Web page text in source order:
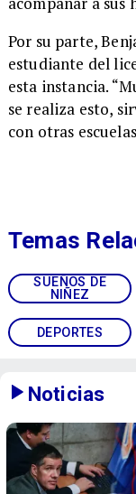
​Por su parte,
estudiante del
esta instancia.
se realiza esto,
con otras
SUEÑOS DE
NIÑEZ
DEPORTES
Temas
Noticias